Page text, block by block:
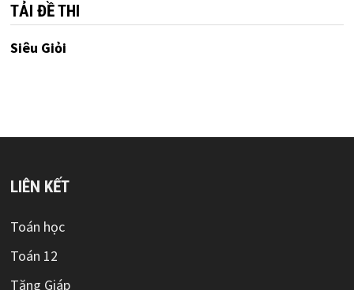
TẢI ĐỀ THI
Siêu Giỏi
LIÊN KẾT
Toán học
Toán 12
Tăng Giáp